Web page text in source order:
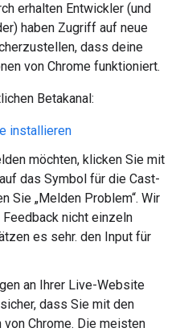
erhalten Entwickler (und
haben Zugriff auf neue
dass deine
von Chrome funktioniert.
Betakanal:
installieren
möchten, klicken Sie mit
das Symbol für die Cast-
Sie „Melden Problem“. Wir
nicht einzeln
es sehr. den Input für
an Ihrer Live-Website
dass Sie mit den
Chrome. Die meisten